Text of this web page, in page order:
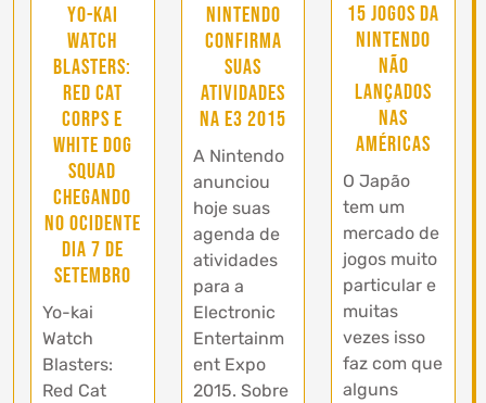
Yo-kai
Watch
Blasters:
Red Cat
Corps e
White Dog
Squad
chegando
no ocidente
dia 7 de
setembro
Yo-kai
Watch
Blasters:
Red Cat
Nintendo
confirma
suas
atividades
na E3 2015
A Nintendo
anunciou
hoje suas
agenda de
atividades
para a
Electronic
Entertainm
ent Expo
2015. Sobre
15 jogos da
Nintendo
não
lançados
nas
Américas
O Japão
tem um
mercado de
jogos muito
particular e
muitas
vezes isso
faz com que
alguns